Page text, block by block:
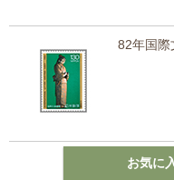
82年国際